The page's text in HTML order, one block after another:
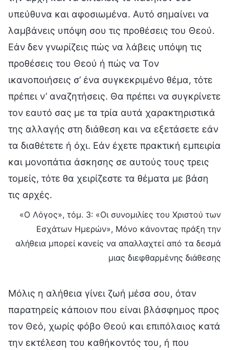
υπεύθυνα και αφοσιωμένα. Αυτό σημαίνει να
λαμβάνεις υπόψη σου τις προθέσεις του Θεού.
Εάν δεν γνωρίζεις πώς να λάβεις υπόψη τις
προθέσεις του Θεού ή πώς να Τον
ικανοποιήσεις σ’ ένα συγκεκριμένο θέμα, τότε
πρέπει ν’ αναζητήσεις. Θα πρέπει να συγκρίνετε
τον εαυτό σας με τα τρία αυτά χαρακτηριστικά
της αλλαγής στη διάθεση και να εξετάσετε εάν
τα διαθέτετε ή όχι. Εάν έχετε πρακτική εμπειρία
και μονοπάτια άσκησης σε αυτούς τους τρεις
τομείς, τότε θα χειρίζεστε τα θέματα με βάση
τις αρχές.
«Ο Λόγος», τόμ. 3: «Οι συνομιλίες του Χριστού των
Εσχάτων Ημερών», Μόνο κάνοντας πράξη την
αλήθεια μπορεί κανείς να απαλλαχτεί από τα δεσμά
μιας διεφθαρμένης διάθεσης
Μόλις η αλήθεια γίνει ζωή μέσα σου, όταν
παρατηρείς κάποιον που είναι βλάσφημος προς
τον Θεό, χωρίς φόβο Θεού και επιπόλαιος κατά
την εκτέλεση του καθήκοντός του, ή που